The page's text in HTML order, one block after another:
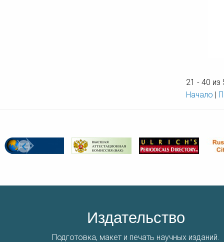
21 - 40 из
Начало
Издательство
Подготовка, макет и печать научных изданий.